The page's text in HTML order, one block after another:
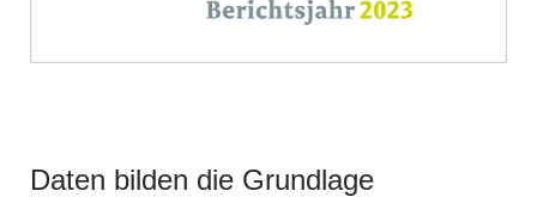
Daten bilden die Grundlage